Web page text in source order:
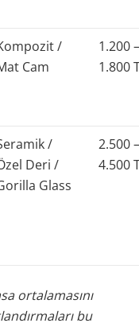
/
Cam
1.200 –
1.800
/
Deri /
Glass
2.500 –
4.500
ortalamasını
bu